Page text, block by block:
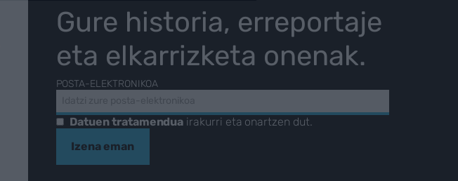
Gure historia, erreportaje
eta elkarrizketa onenak.
POSTA-ELEKTRONIKOA
Datuen tratamendua irakurri eta onartzen dut.
Izena eman